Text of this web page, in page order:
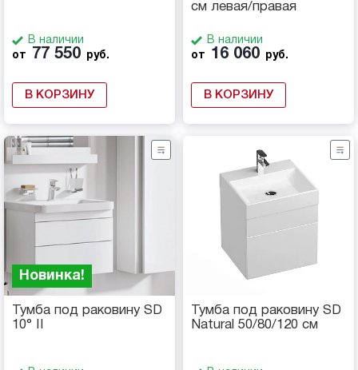
В наличии
от
77 550 руб.
В КОРЗИНУ
см левая/правая
В наличии
от
16 060 руб.
В КОРЗИНУ
Новинка!
Тумба под раковину SD
10° II
Тумба под раковину SD
Natural 50/80/120 см